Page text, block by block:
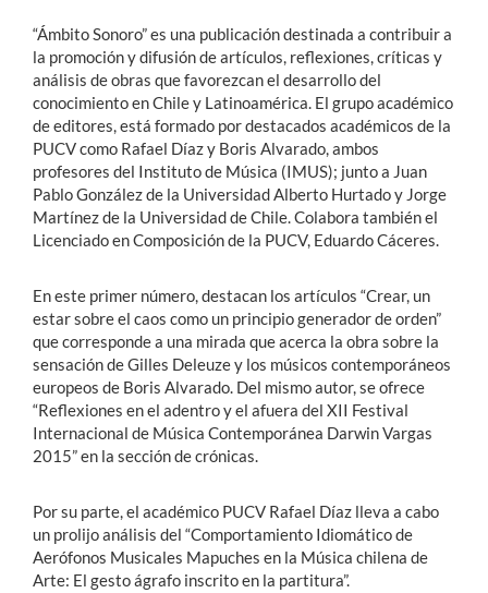
“Ámbito Sonoro” es una publicación destinada a contribuir a
la promoción y difusión de artículos, reflexiones, críticas y
análisis de obras que favorezcan el desarrollo del
conocimiento en Chile y Latinoamérica. El grupo académico
de editores, está formado por destacados académicos de la
PUCV como Rafael Díaz y Boris Alvarado, ambos
profesores del Instituto de Música (IMUS); junto a Juan
Pablo González de la Universidad Alberto Hurtado y Jorge
Martínez de la Universidad de Chile. Colabora también el
Licenciado en Composición de la PUCV, Eduardo Cáceres.
En este primer número, destacan los artículos “Crear, un
estar sobre el caos como un principio generador de orden”
que corresponde a una mirada que acerca la obra sobre la
sensación de Gilles Deleuze y los músicos contemporáneos
europeos de Boris Alvarado. Del mismo autor, se ofrece
“Reflexiones en el adentro y el afuera del XII Festival
Internacional de Música Contemporánea Darwin Vargas
2015” en la sección de crónicas.
Por su parte, el académico PUCV Rafael Díaz lleva a cabo
un prolijo análisis del “Comportamiento Idiomático de
Aerófonos Musicales Mapuches en la Música chilena de
Arte: El gesto ágrafo inscrito en la partitura”.